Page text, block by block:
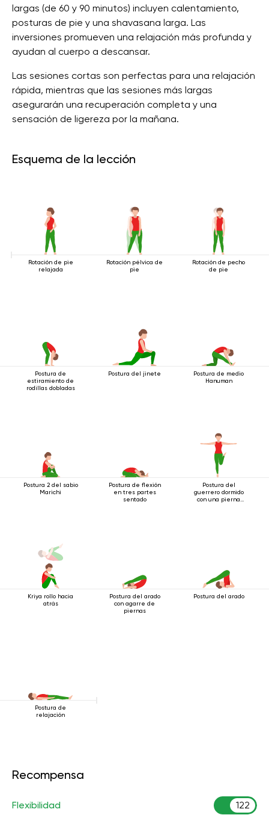
largas (de 60 y 90 minutos) incluyen calentamiento,
posturas de pie y una shavasana larga. Las
inversiones promueven una relajación más profunda y
ayudan al cuerpo a descansar.
Las sesiones cortas son perfectas para una relajación
rápida, mientras que las sesiones más largas
asegurarán una recuperación completa y una
sensación de ligereza por la mañana.
Esquema de la lección
Rotación de pie
relajada
Rotación pélvica de
pie
Rotación de pecho
de pie
Postura de
estiramiento de
rodillas dobladas
Postura del jinete
Postura de medio
Hanuman
Postura 2 del sabio
Marichi
Postura de flexión
en tres partes
sentado
Postura del
guerrero dormido
con una pierna
Kriya rollo hacia
atrás
Postura del arado
con agarre de
piernas
Postura del arado
Postura de
relajación
Recompensa
Flexibilidad 122